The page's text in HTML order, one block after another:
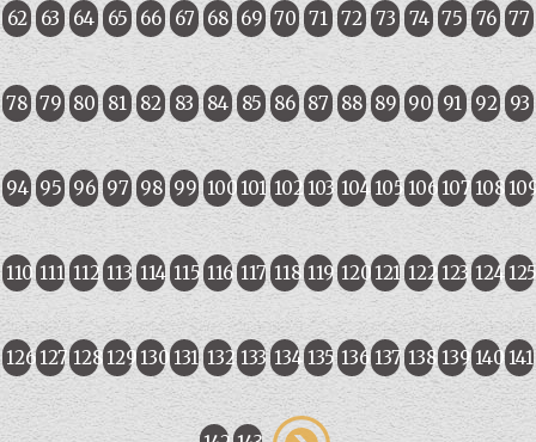
62 63 64 65 66 67 68 69 70 71 72 73 74 75 76 77
78 79 80 81 82 83 84 85 86 87 88 89 90 91 92 93
94 95 96 97 98 99 100101 102 103 104 105 106 107 108
110 111 112 113 114 115 116 117 118 119 120121 122 123 124 125
126 127 128 129130 131 132 133 134 135 136 137 138 139 140 141